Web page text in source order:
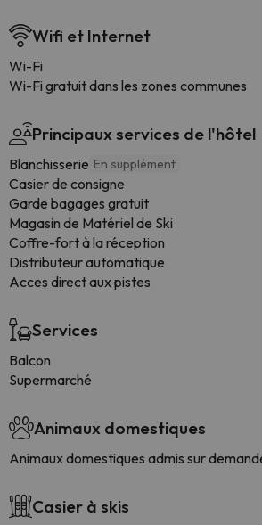
Wifi et Internet
Wi-Fi
Wi-Fi gratuit dans les zones communes
Principaux services de l'hôtel
Blanchisserie En supplément
Casier de consigne
Garde bagages gratuit
Magasin de Matériel de Ski
Coffre-fort à la réception
Distributeur automatique
Acces direct aux pistes
Services
Balcon
Supermarché
Animaux domestiques
Animaux domestiques admis sur
Casier à skis